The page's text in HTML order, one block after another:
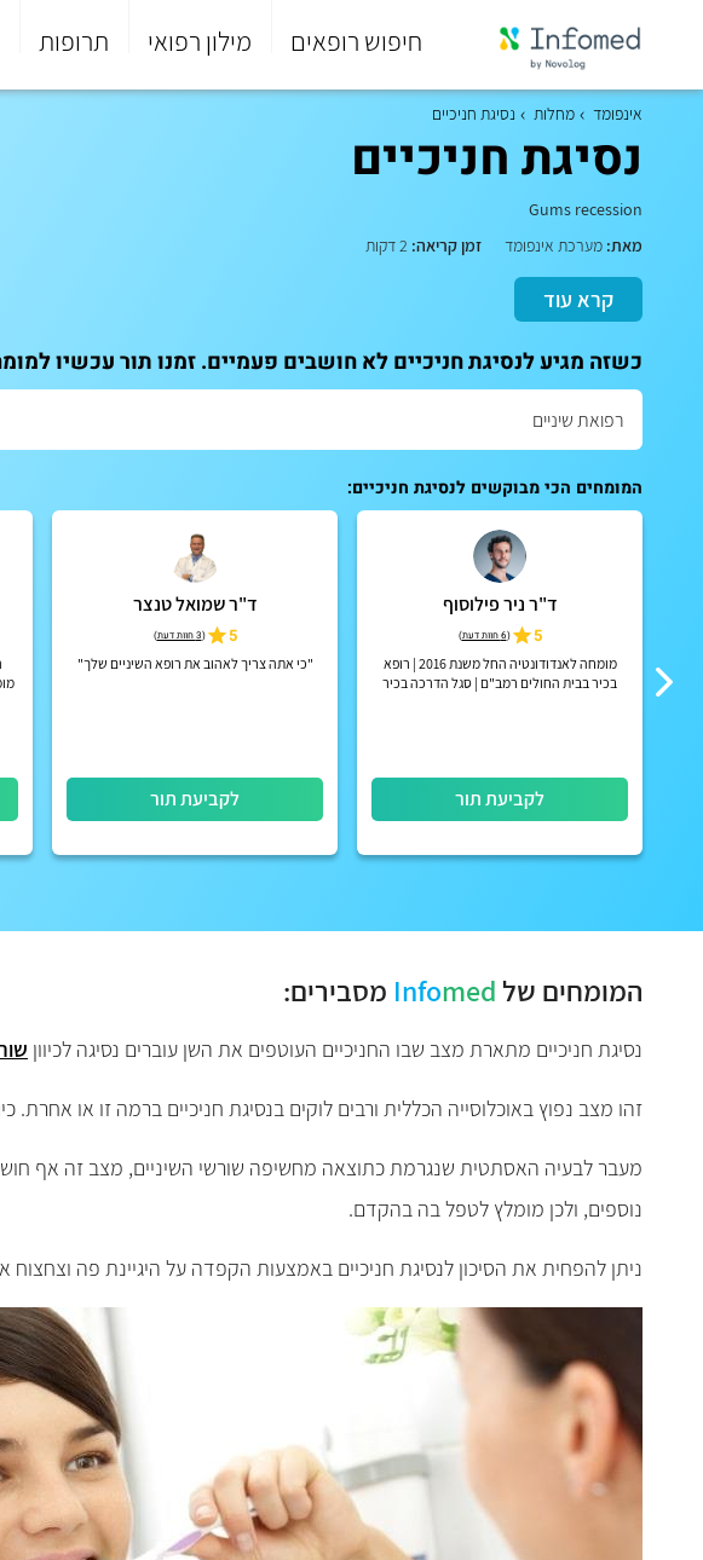
חיפוש רופאים מילון רפואי תרופות
סוף
התפריט
אינפומד מחלות נסיגת חניכיים
נסיגת חניכיים
Gums recession
מאת: מערכת אינפומד זמן קריאה:
קרא עוד
כשזה מגיע לנסיגת חניכיים לא חושבים פעמיים. זמנו תור עכשיו
המומחים הכי מבוקשים לנסיגת חניכיים:
ד"ר ניר פילוסוף
5
(6 חוות דעת )
מומחה לאנדודונטיה החל משנת 2016 | רופא
בכיר בבית החולים רמב"ם | סגל הדרכה בכיר
לקביעת תור
ד"ר שמואל טנצר
5
(3 חוות דעת )
"כי אתה צריך לאהוב את רופא השיניים שלך"
לקביעת תור
המומחים של Infomed מסבירים:
נסיגת חניכיים מתארת מצב שבו החניכיים העוטפים את השן עוברים נסיגה לכיוון
זהו מצב נפוץ באוכלוסייה הכללית ורבים לוקים בנסיגת חניכיים ברמה זו או אחרת.
מעבר לבעיה האסתטית שנגרמת כתוצאה מחשיפה שורשי השיניים, מצב זה אף חושף
נוספים, ולכן מומלץ לטפל בה בהקדם.
ניתן להפחית את הסיכון לנסיגת חניכיים באמצעות הקפדה על היגיינת פה